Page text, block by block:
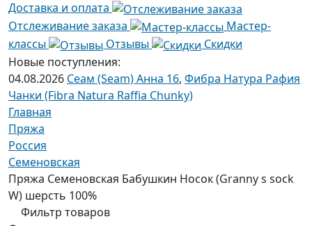
Доставка и оплата
Отслеживание заказа
Мастер-
классы
Отзывы
Скидки
Новые поступления:
04.08.2026 Сеам (Seam) Анна 16, Фибра Натура Рафия
Чанки (Fibra Natura Raffia Chunky)
Главная
Пряжа
Россия
Семеновская
Пряжа Семеновская Бабушкин Носок (Granny s sock
W) шерсть 100%
Фильтр товаров